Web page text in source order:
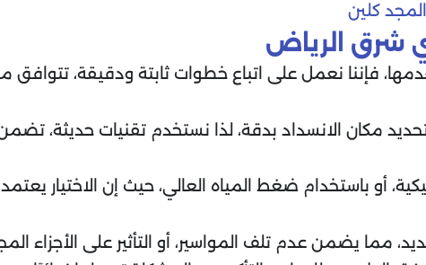
المجد كلين
شرق الرياض
فإننا نعمل على اتباع خطوات ثابتة ودقيقة، تتوافق
مكان الانسداد بدقة، لذا نستخدم تقنيات حديثة،
أو باستخدام ضغط المياه العالي، حيث إن الاختيار
مما يضمن عدم تلف المواسير، أو التأثير على الأجزاء